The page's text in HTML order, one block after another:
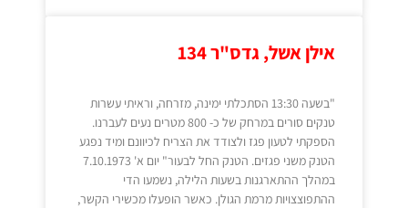
אילן אשל, גדס"ר 134
"בשעה 13:30 הסתכלתי ימינה, מזרחה, וראיתי עשרות
טנקים סורים במרחק של כ- 800 מטרים נעים לעברנו.
הספקתי לטעון פגז ולצודד את הצריח לכיוונם ומיד נפגע
הטנק משני פגזים. הטנק החל לבעור" יום א' 7.10.1973
במהלך ההתארגנות בשעות הלילה, נשמעו הדי
ההתפוצצויות מרמת הגולן. כאשר הופעלו מכשירי הקשר,